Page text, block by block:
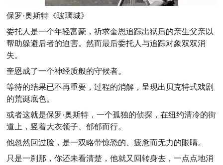
保罗·奥斯特《玻璃城》
委托人是一个年轻富豪，祈求奎恩追踪出狱后的亲生父亲以
帮助躲避后者的迫害。然而最后委托人与追踪对象双双消
失。
奎恩成了一个神经质般的守候者。
等待的结果已不再重要，过程的消解，呈现出贝克特式戏剧
的荒诞底色。
或者这就是保罗·奥斯特，一个孤独的侦探，在纽约清冷的街
道上，竖着大衣领子、郁郁而行。
他忽然回过脸，是一双略带惊恐的、疲惫而无力的眼睛。
只是一刹那，你还未看清楚，他就又回转身去，一点点地消